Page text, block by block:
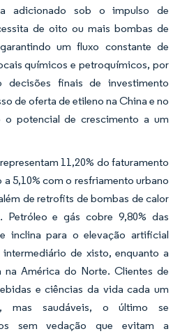
adicionado sob o impulso de
de oito ou mais bombas de
um fluxo constante de
químicos e petroquímicos, por
finais de investimento
de oferta de etileno na China e no
potencial de crescimento a um
11,20% do faturamento
a 5,10% com o resfriamento urbano
de retrofits de bombas de calor
Petróleo e gás cobre 9,80% das
inclina para o elevação artificial
de xisto, enquanto a
na América do Norte. Clientes de
e ciências da vida cada um
mas saudáveis, o último se
sem vedação que evitam a